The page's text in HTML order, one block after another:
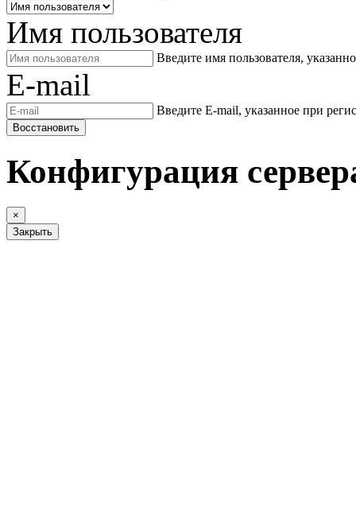
Имя пользователя
Введите имя пользователя,
E-mail
Введите E-mail, указанное при
Восстановить
Конфигурация
×
Закрыть